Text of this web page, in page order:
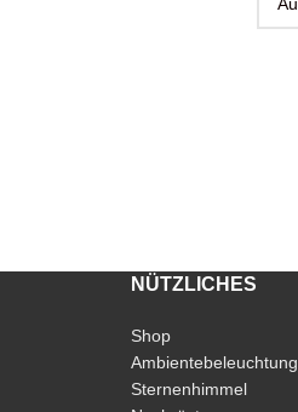
NÜTZLICHES
Shop
Ambientebeleuchtung
Sternenhimmel